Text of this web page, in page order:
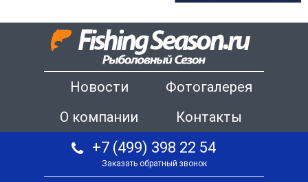
Новости
Фотогалерея
О компании
Контакты
+7 (499) 398 22 54
Заказать обратный звонок